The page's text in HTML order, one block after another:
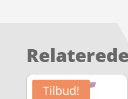
Tilbud!